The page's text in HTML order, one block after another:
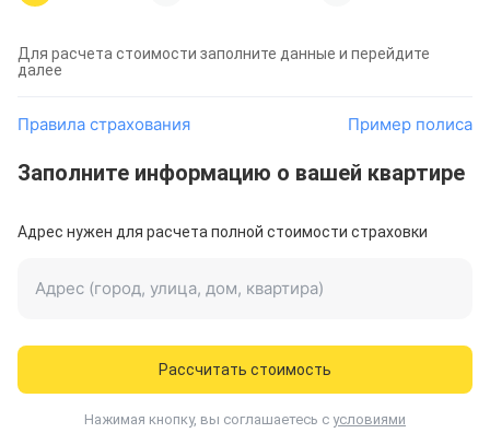
Для расчета стоимости заполните данные и перейдите
далее
Правила страхования Пример полиса
Заполните информацию о вашей квартире
Адрес нужен для расчета полной стоимости страховки
Адрес (город, улица, дом, квартира)
Рассчитать стоимость
Нажимая кнопку, вы соглашаетесь с условиями